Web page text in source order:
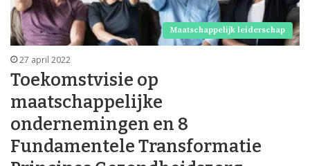
Maatschappelijk leiderschap
27 april 2022
Toekomstvisie op
maatschappelijke
ondernemingen en 8
Fundamentele Transformatie